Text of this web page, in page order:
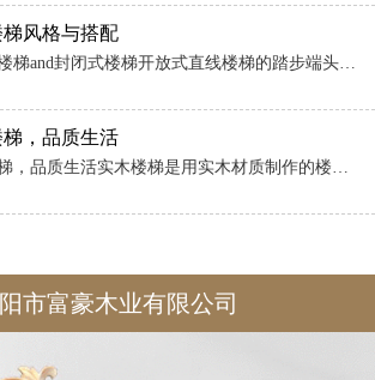
风格与搭配
开放式楼梯and封闭式楼梯开放式直线楼梯的踏步端头可加角饰，踏板与端头之间可配饰线，饰线的形式要同墙面嵌板线一致。封闭式直线楼梯一般配合墙面表现古典主义和新古典主义风格。楼梯侧板的线条要和墙面嵌板线相呼应。
，品质生活
市富豪木业有限公司